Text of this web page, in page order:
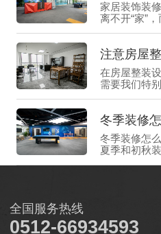
家居装饰装
离不开“家”
行家居装饰
帮助大家更
的相关知识
细介绍一下。
在房屋整装
需要我们特
馨港湾，每
生活质量，
修的话，需
那么下面惠
冬季装修怎
夏季和初秋
较高，更有
下面惠格装
全国服务热线
0512-66934593